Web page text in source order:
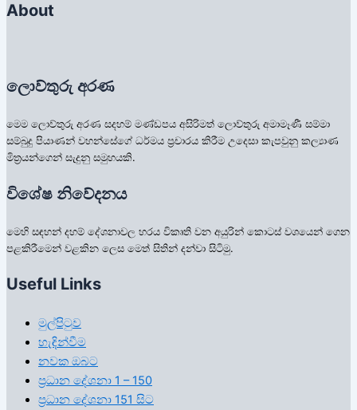
About
ලොව්තුරු අරණ
මෙම ලොව්තුරු අරණ සදහම් මණ්ඩපය අසිරිමත් ලොව්තුරු අමාමෑණී සම්මා
සම්බුදු පියාණන් වහන්සේගේ ධර්මය ප්‍රචාරය කිරීම උදෙසා කැපවුනු කල්‍යාණ
මිත්‍රයන්ගෙන් සැදුනු සමුහයකි.
විශේෂ නිවේදනය
මෙහි සඳහන් දහම් දේශනාවල හරය විකෘති වන අයුරින් කොටස් වශයෙන් ගෙන
පළකිරීමෙන් වළකින ලෙස මෙත් සිතින් දන්වා සිටිමු.
Useful Links
මුල්පිටුව
හැඳින්වීම
නවක ඔබට
ප්‍රධාන දේශනා 1 – 150
ප්‍රධාන දේශනා 151 සිට